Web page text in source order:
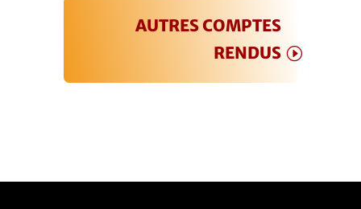
AUTRES COMPTES
RENDUS